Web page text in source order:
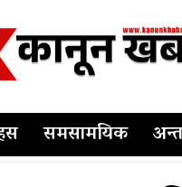
समसामयिक